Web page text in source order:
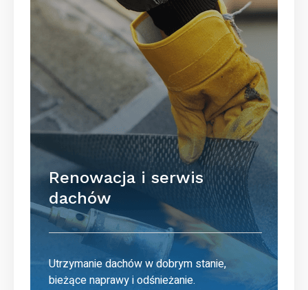
Renowacja i serwis
dachów
Utrzymanie dachów w dobrym stanie,
bieżące naprawy i odśnieżanie.